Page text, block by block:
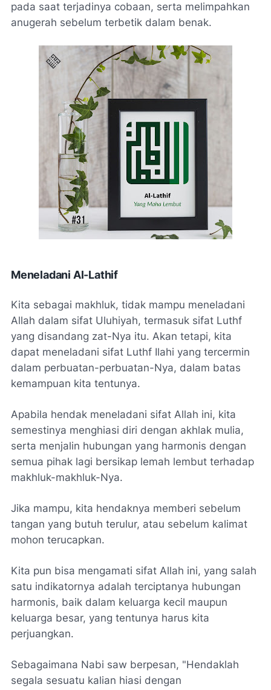
pada saat terjadinya cobaan, serta melimpahkan
anugerah sebelum terbetik dalam benak.
Meneladani Al-Lathif
Kita sebagai makhluk, tidak mampu meneladani
Allah dalam sifat Uluhiyah, termasuk sifat Luthf
yang disandang zat-Nya itu. Akan tetapi, kita
dapat meneladani sifat Luthf Ilahi yang tercermin
dalam perbuatan-perbuatan-Nya, dalam batas
kemampuan kita tentunya.
Apabila hendak meneladani sifat Allah ini, kita
semestinya menghiasi diri dengan akhlak mulia,
serta menjalin hubungan yang harmonis dengan
semua pihak lagi bersikap lemah lembut terhadap
makhluk-makhluk-Nya.
Jika mampu, kita hendaknya memberi sebelum
tangan yang butuh terulur, atau sebelum kalimat
mohon terucapkan.
Kita pun bisa mengamati sifat Allah ini, yang salah
satu indikatornya adalah terciptanya hubungan
harmonis, baik dalam keluarga kecil maupun
keluarga besar, yang tentunya harus kita
perjuangkan.
Sebagaimana Nabi saw berpesan, "Hendaklah
segala sesuatu kalian hiasi dengan